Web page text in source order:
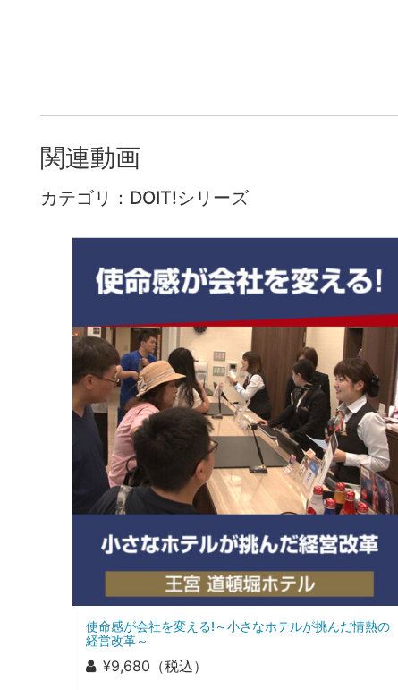
関連動画
カテゴリ：DOIT!シリーズ
使命感が会社を変える!～小さなホテルが挑んだ情熱の
経営改革～
¥9,680（税込）